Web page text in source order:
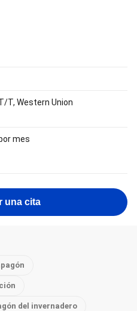
T, Western Union
mes
una cita
del invernadero